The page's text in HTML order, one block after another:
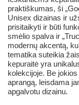
praktiškumas, ši
Unisex dizainas ir
prisitaikyti ir būti
smėlio spalva ir
modernų akcentą,
tematika suteikia
kepuraitė yra
kolekcijoje. Be
aprangą, leisdama
apgalvotu dizainu.